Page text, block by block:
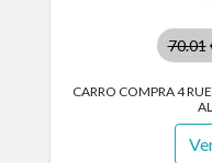
70.01
CARRO COMPRA 4